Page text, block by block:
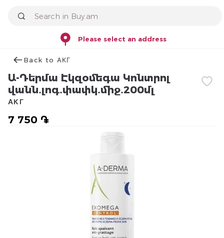
Please select an address
Back to АКГ
Ա-Դերմա Էկզօմեգա Կոնտրոլ
վանն․լոգ․փափկ․միջ․200մլ
7 750 ֏
АКГ